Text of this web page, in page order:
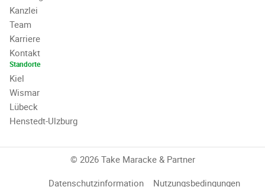
Kanzlei
Team
Karriere
Kontakt
Standorte
Kiel
Wismar
Lübeck
Henstedt-Ulzburg
© 2026 Take Maracke & Partner
Datenschutzinformation
Nutzungsbedingungen